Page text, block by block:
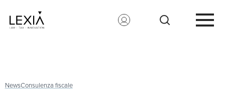
NewsConsulenza fiscale